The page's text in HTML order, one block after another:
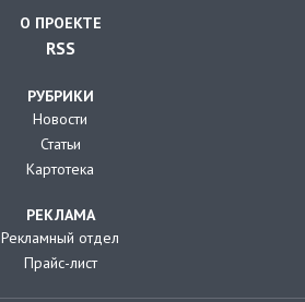
О ПРОЕКТЕ
RSS
РУБРИКИ
Новости
Статьи
Картотека
РЕКЛАМА
Рекламный отдел
Прайс-лист